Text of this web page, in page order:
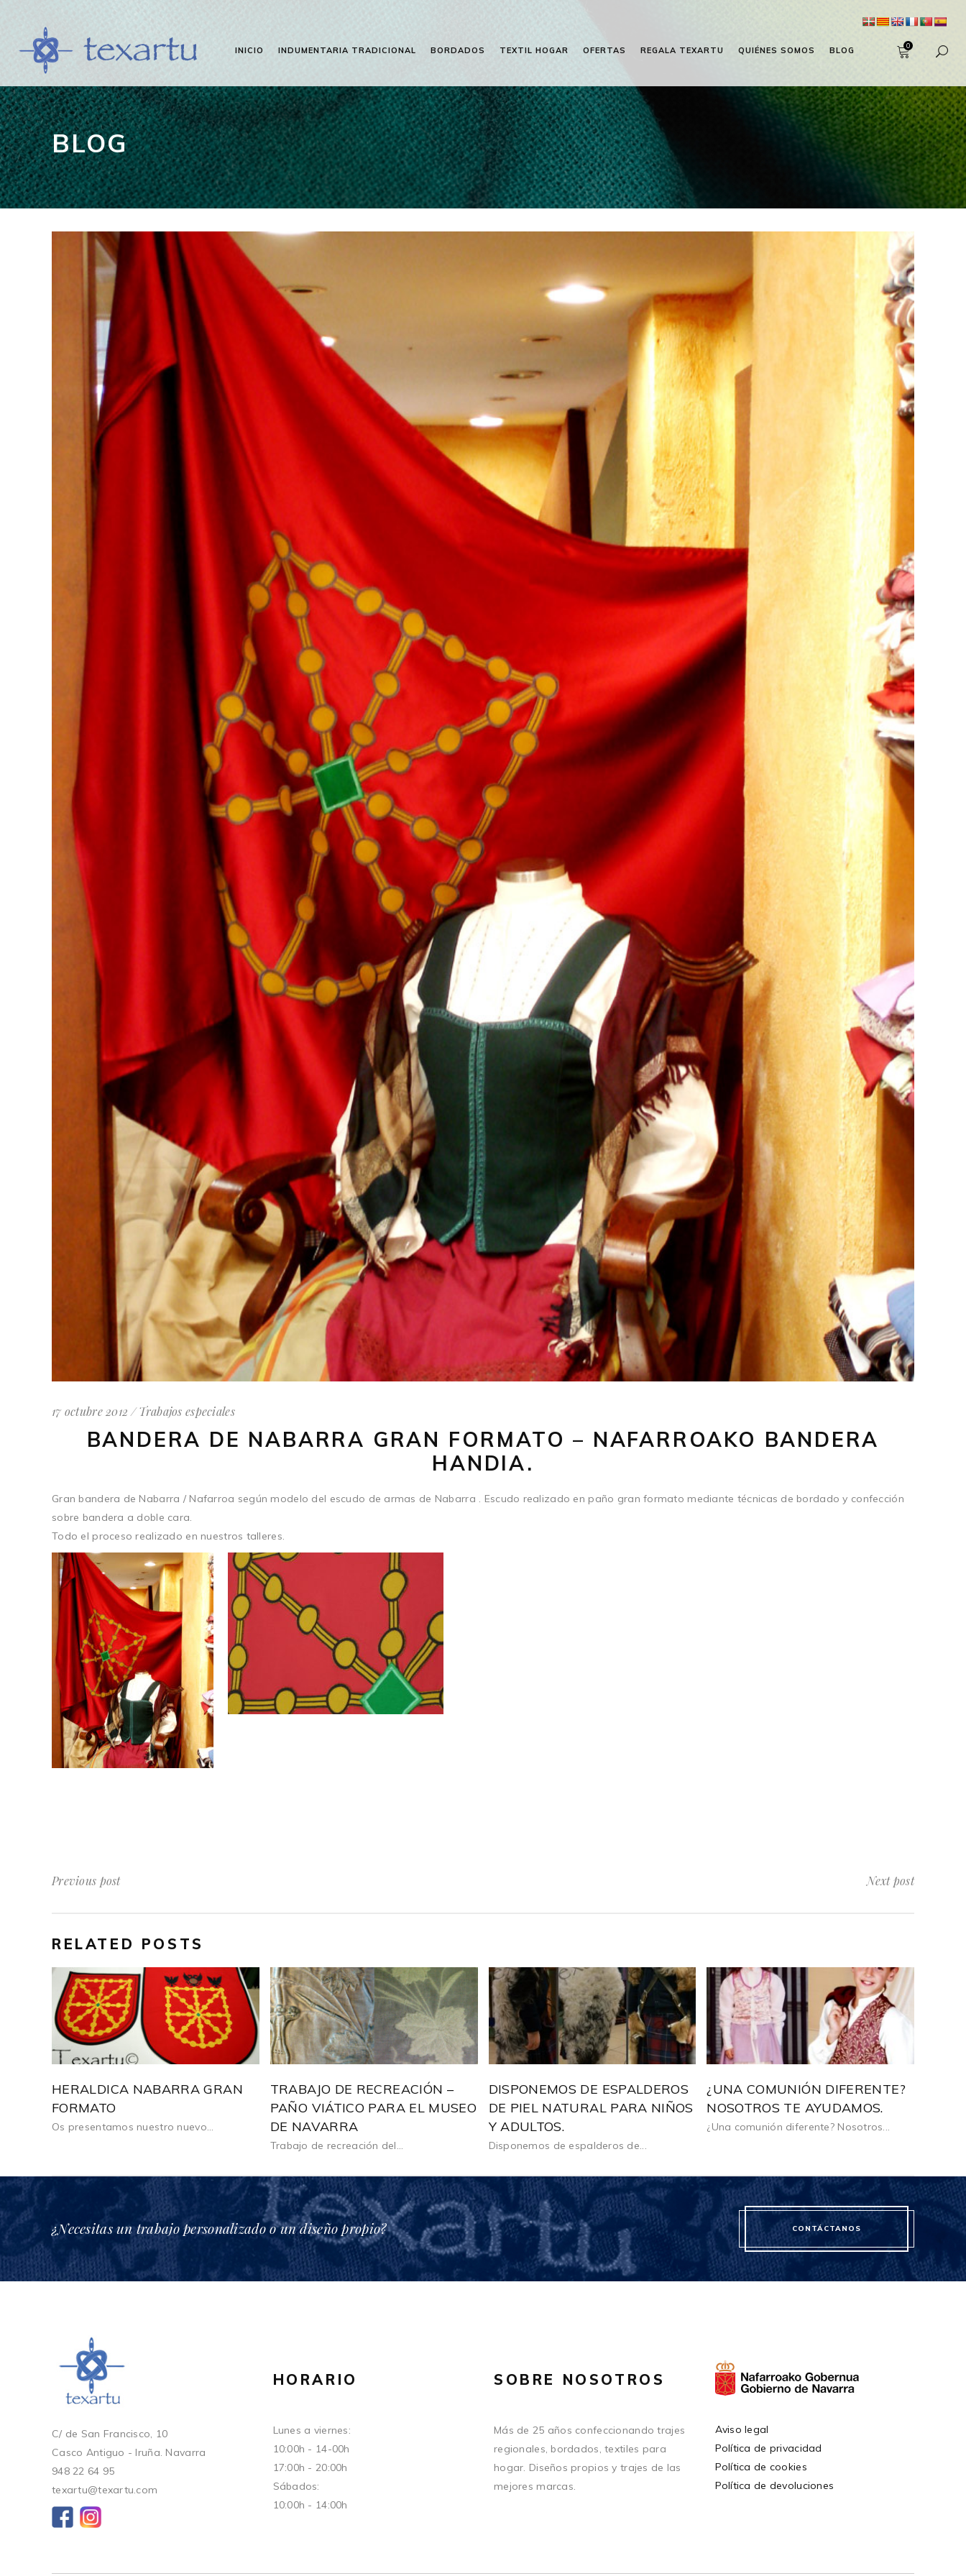
INICIO INDUMENTARIA TRADICIONAL BORDADOS TEXTIL HOGAR OFERTAS REGALA TEXARTU QUIÉNES SOMOS BLOG 0
BLOG
17 octubre 2012 Trabajos especiales
BANDERA DE NABARRA GRAN FORMATO – NAFARROAKO BANDERA
HANDIA.
Gran bandera de Nabarra / Nafarroa según modelo del escudo de armas de Nabarra . Escudo realizado en paño gran formato mediante técnicas de bordado y confección
sobre bandera a doble cara.
Todo el proceso realizado en nuestros talleres.
Previous post Next post
RELATED POSTS
HERALDICA NABARRA GRAN
FORMATO
Os presentamos nuestro nuevo...
TRABAJO DE RECREACIÓN –
PAÑO VIÁTICO PARA EL MUSEO
DE NAVARRA
Trabajo de recreación del...
DISPONEMOS DE ESPALDEROS
DE PIEL NATURAL PARA NIÑOS
Y ADULTOS.
Disponemos de espalderos de...
¿UNA COMUNIÓN DIFERENTE?
NOSOTROS TE AYUDAMOS.
¿Una comunión diferente? Nosotros...
¿Necesitas un trabajo personalizado o un diseño propio? CONTÁCTANOS
C/ de San Francisco, 10
Casco Antiguo - Iruña. Navarra
948 22 64 95
texartu@texartu.com
HORARIO
Lunes a viernes:
10:00h - 14-00h
17:00h - 20:00h
Sábados:
10:00h - 14:00h
SOBRE NOSOTROS
Más de 25 años confeccionando trajes
regionales, bordados, textiles para
hogar. Diseños propios y trajes de las
mejores marcas.
Aviso legal
Política de privacidad
Política de cookies
Política de devoluciones